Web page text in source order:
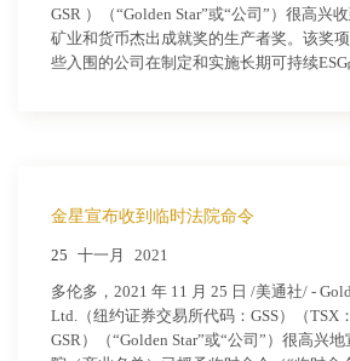
GSR ）（“Golden Star”或“公司”）很高兴
矿业和货币杰出成就奖的生产者奖。该奖
些入围的公司在制定和实施长期可持续ESG
金星宣布收到临时法院命令
25 十一月 2021
多伦多，2021 年 11 月 25 日 /美通社/ -
Ltd.（纽约证券交易所代码：GSS）（TSX
GSR）（“Golden Star”或“公司”）很高兴